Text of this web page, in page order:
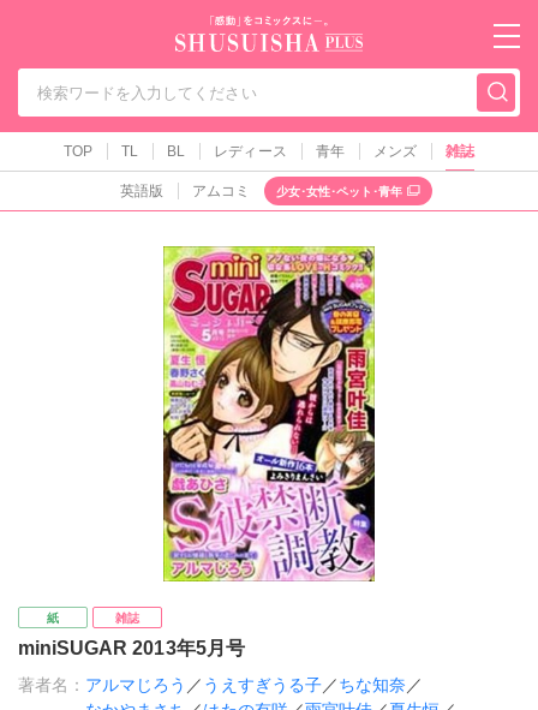
秋水社PLUS（テ
TOP TL BL レディース 青年 メンズ 雑誌
英語版 アムコミ 少女･女性･ペット･青年
紙 雑誌
miniSUGAR 2013年5月号
著者名： アルマじろう ／ うえすぎうる子／ちな知奈 ／